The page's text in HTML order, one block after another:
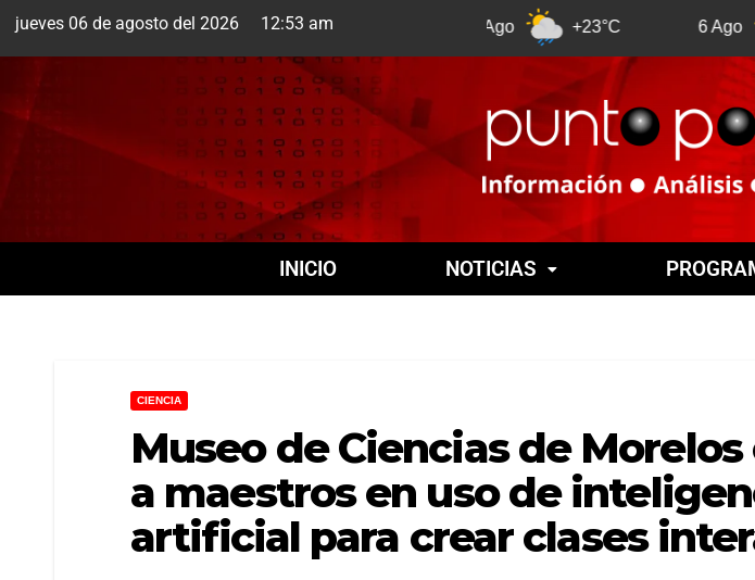
jueves 06 de agosto del 2026 12:53 am
Cuernavaca +23°C 6 Ago
INICIO NOTICIAS
CIENCIA
Museo de Ciencias de
a maestros en uso de
artificial para crear clases